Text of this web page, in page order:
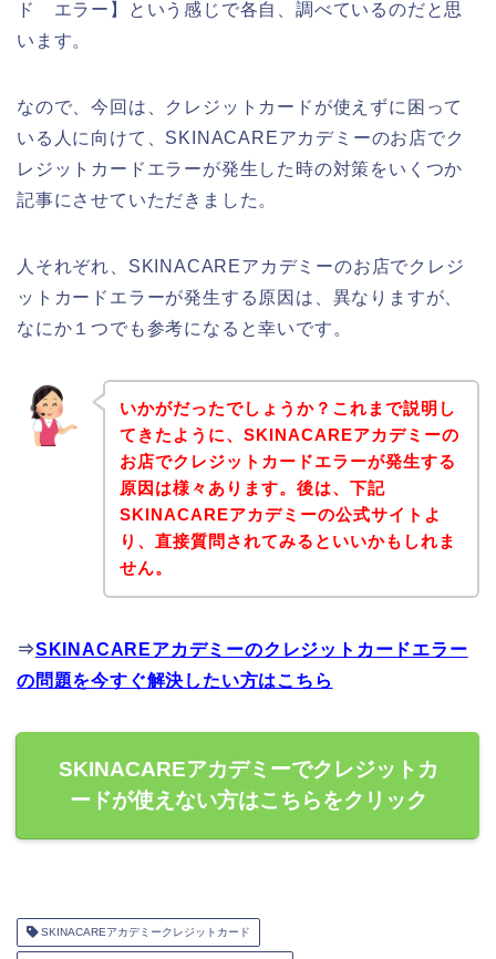
ド エラー】という感じで各自、調べているのだと思
います。
なので、今回は、クレジットカードが使えずに困って
いる人に向けて、SKINACAREアカデミーのお店でク
レジットカードエラーが発生した時の対策をいくつか
記事にさせていただきました。
人それぞれ、SKINACAREアカデミーのお店でクレジ
ットカードエラーが発生する原因は、異なりますが、
なにか１つでも参考になると幸いです。
いかがだったでしょうか？これまで説明し
てきたように、SKINACAREアカデミーの
お店でクレジットカードエラーが発生する
原因は様々あります。後は、下記
SKINACAREアカデミーの公式サイトよ
り、直接質問されてみるといいかもしれま
せん。
⇒SKINACAREアカデミーのクレジットカードエラー
の問題を今すぐ解決したい方はこちら
SKINACAREアカデミーでクレジットカ
ードが使えない方はこちらをクリック
SKINACAREアカデミークレジットカード